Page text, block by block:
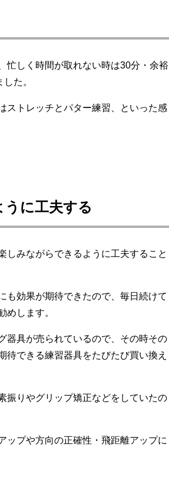
しく時間が取れない時は30分・余裕
た。
ストレッチとパター練習、といった感
に工夫する
しみながらできるように工夫すること
も効果が期待できたので、毎日続けて
めします。
器具が売られているので、その時その
待できる練習器具をたびたび買い換え
振りやグリップ矯正などをしていたの
ップや方向の正確性・飛距離アップに